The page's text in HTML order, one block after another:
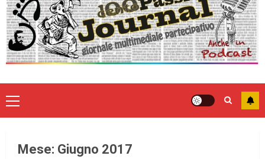
Mese: Giugno 2017